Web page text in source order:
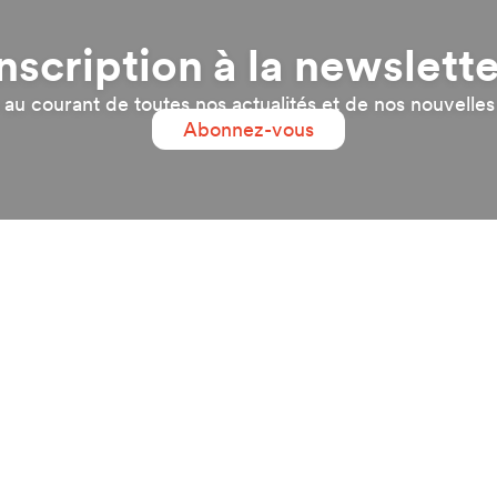
à la
au courant de toutes nos actualités et de nos
Abonnez-vous